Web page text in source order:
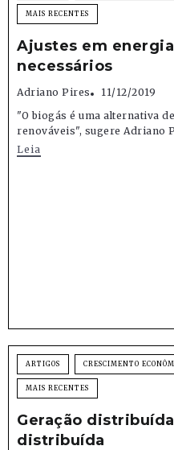
MAIS RECENTES
Ajustes em
necessários
Adriano Pires
11/12/2019
"O biogás é uma alternativa
renováveis", sugere Adriano
Leia
ARTIGOS CRESCIMENTO
MAIS RECENTES
Geração
distribuída